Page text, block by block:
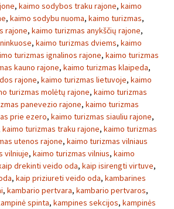
, kaimo sodybos traku rajone, kaimo
, kaimo sodybu nuoma, kaimo turizmas,
rajone, kaimo turizmas anykščių rajone,
, kaimo turizmas dviems, kaimo
turizmas ignalinos rajone, kaimo turizmas
kauno rajone, kaimo turizmas klaipeda,
rajone, kaimo turizmas lietuvoje, kaimo
turizmas molėtų rajone, kaimo turizmas
panevezio rajone, kaimo turizmas
prie ezero, kaimo turizmas siauliu rajone,
kaimo turizmas traku rajone, kaimo turizmas
utenos rajone, kaimo turizmas vilniaus
vilniuje, kaimo turizmas vilnius, kaimo
drekinti veido oda, kaip isirengti virtuve,
, kaip priziureti veido oda, kambarines
, kambario pertvara, kambario pertvaros,
spinta, kampines sekcijos, kampinės